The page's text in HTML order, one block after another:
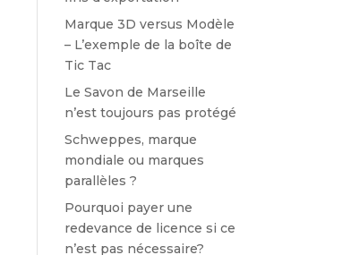
Marque 3D versus Modèle
– L’exemple de la boîte de
Tic Tac
Le Savon de Marseille
n’est toujours pas protégé
Schweppes, marque
mondiale ou marques
parallèles ?
Pourquoi payer une
redevance de licence si ce
n’est pas nécessaire?